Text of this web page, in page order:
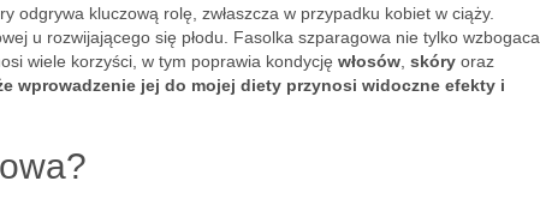
odgrywa kluczową rolę, zwłaszcza w przypadku kobiet w ciąży.
u rozwijającego się płodu. Fasolka szparagowa nie tylko wzbogaca
wiele korzyści, w tym poprawia kondycję włosów skóry oraz
wprowadzenie jej do mojej diety przynosi widoczne efekty i